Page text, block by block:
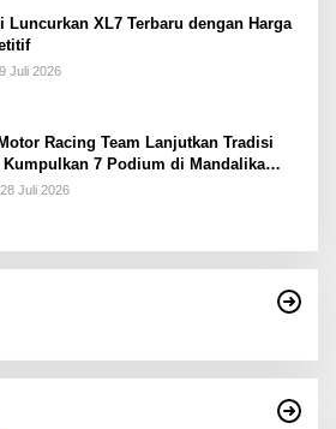
Luncurkan XL7 Terbaru dengan Harga
Juli 2026
Racing Team Lanjutkan Tradisi
Kumpulkan 7 Podium di Mandalika
Series Putaran ke 3
Juli 2026